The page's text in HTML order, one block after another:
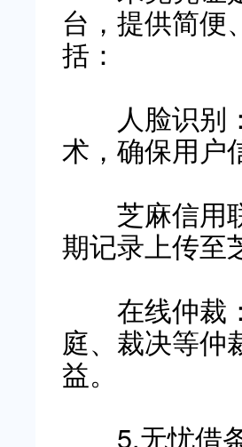
台，提供简便
括：
人脸识别：
术，确保用户
芝麻信用联
期记录上传至
在线仲裁：
庭、裁决等仲
益。
5.无忧借